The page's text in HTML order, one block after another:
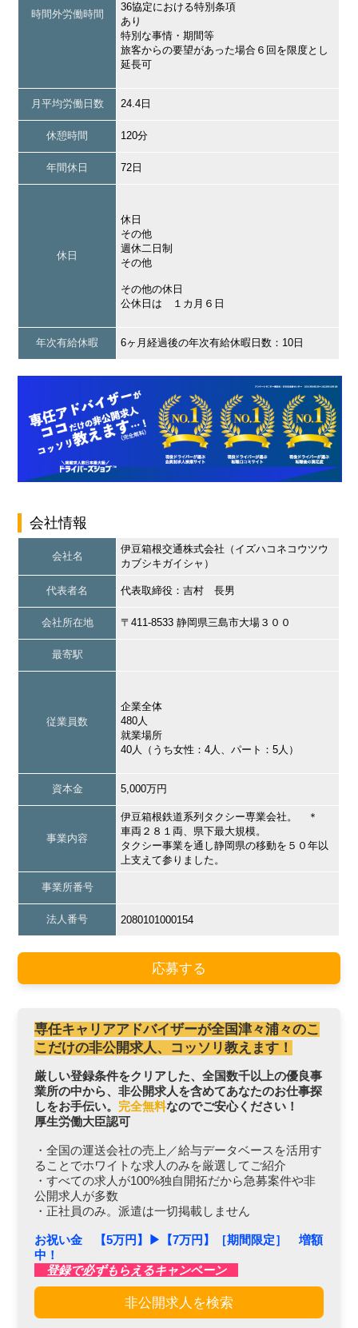
時間外労働時間
36協定における特別条項
あり
特別な事情・期間等
旅客からの要望があった場合６回を限度とし
延長可
月平均労働日数 24.4日
休憩時間 120分
年間休日 72日
休日
休日
その他
週休二日制
その他
その他の休日
公休日は １カ月６日
年次有給休暇 6ヶ月経過後の年次有給休暇日数：10日
会社情報
会社名
伊豆箱根交通株式会社（イズハコネコウツウ
カブシキガイシャ）
代表者名 代表取締役：吉村 長男
会社所在地 〒411-8533 静岡県三島市大場３００
最寄駅
従業員数
企業全体
480人
就業場所
40人（うち女性：4人、パート：5人）
資本金 5,000万円
事業内容
伊豆箱根鉄道系列タクシー専業会社。 ＊
車両２８１両、県下最大規模。
タクシー事業を通し静岡県の移動を５０年以
上支えて参りました。
事業所番号
法人番号 2080101000154
応募する
専任キャリアアドバイザーが全国津々浦々のこ
こだけの非公開求人、コッソリ教えます！
厳しい登録条件をクリアした、全国数千以上の優良事
業所の中から、非公開求人を含めてあなたのお仕事探
しをお手伝い。 完全無料なのでご安心ください！
厚生労働大臣認可
・全国の運送会社の売上／給与データベースを活用す
ることでホワイトな求人のみを厳選してご紹介
・すべての求人が100%独自開拓だから急募案件や非
公開求人が多数
・正社員のみ。派遣は一切掲載しません
お祝い金 【5万円】▶︎【7万円】［期間限定］ 増額
中！
登録で必ずもらえるキャンペーン
非公開求人を検索